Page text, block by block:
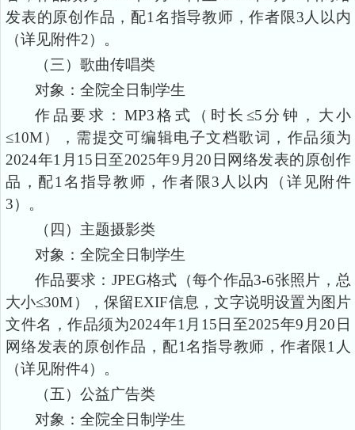
发表的原创作品，配1名指导教师，作者限3人以内
（详见附件2）。
（三）歌曲传唱类
对象：全院全日制学生
作品要求： MP3格式（时长≤5分钟，大小
≤10M），需提交可编辑电子文档歌词，作品须为
2024年1月15日至2025年9月20日网络发表的原创作
品，配1名指导教师，作者限3人以内（详见附件
3）。
（四）主题摄影类
对象：全院全日制学生
作品要求： JPEG格式（每个作品3-6张照片，总
大小≤30M），保留EXIF信息，文字说明设置为图片
文件名，作品须为2024年1月15日至2025年9月20日
网络发表的原创作品，配1名指导教师，作者限1人
（详见附件4）。
（五）公益广告类
对象：全院全日制学生